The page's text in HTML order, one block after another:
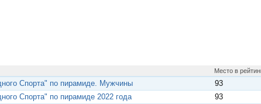
Место в
Спорта" по пирамиде. Мужчины
93
Спорта" по пирамиде 2022 года
93